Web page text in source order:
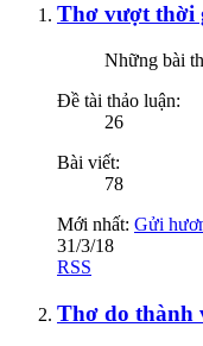
Thơ vượt thời
Những bài
Đề tài thảo luận:
26
Bài viết:
78
Mới nhất: Gửi
31/3/18
RSS
Thơ do thành